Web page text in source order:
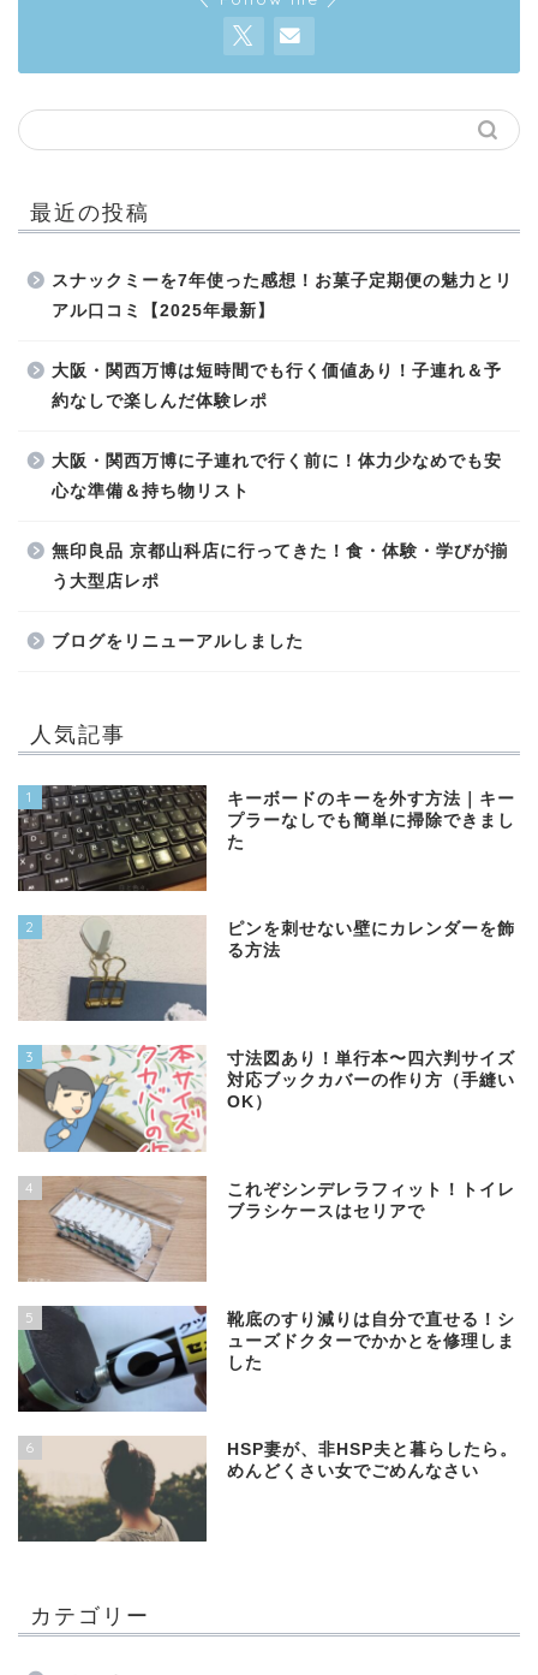
最近の投稿
スナックミーを7年使った感想！お菓子定期便の魅力とリ
アル口コミ【2025年最新】
大阪・関西万博は短時間でも行く価値あり！子連れ＆予
約なしで楽しんだ体験レポ
大阪・関西万博に子連れで行く前に！体力少なめでも安
心な準備＆持ち物リスト
無印良品 京都山科店に行ってきた！食・体験・学びが揃
う大型店レポ
ブログをリニューアルしました
人気記事
1
キーボードのキーを外す方法｜キー
プラーなしでも簡単に掃除できまし
た
2
ピンを刺せない壁にカレンダーを飾
る方法
3
寸法図あり！単行本〜四六判サイズ
対応ブックカバーの作り方（手縫い
OK）
4
これぞシンデレラフィット！トイレ
ブラシケースはセリアで
5
靴底のすり減りは自分で直せる！シ
ューズドクターでかかとを修理しま
した
6
HSP妻が、非HSP夫と暮らしたら。
めんどくさい女でごめんなさい
カテゴリー